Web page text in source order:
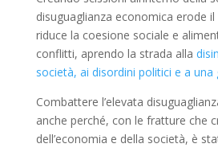
disuguaglianza economica erode
riduce la coesione sociale e
conflitti, aprendo la strada alla
società, ai disordini politici e a una
Combattere l’elevata
anche perché, con le fratture che
dell’economia e della società, è